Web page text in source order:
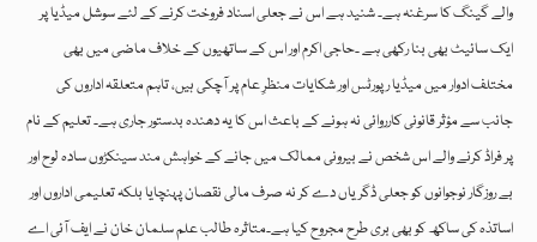
والے گینگ کا سرغنہ ہے۔ شنید ہے اس نے جعلی اسناد فروخت کرنے کے لئے سوشل میڈیا پر
ایک سائیٹ بھی بنا رکھی ہے ۔حاجی اکرم اور اس کے ساتھیوں کے خلاف ماضی میں بھی
مختلف ادوار میں میڈیا رپورٹس اور شکایات منظرِ عام پر آچکی ہیں، تاہم متعلقہ اداروں کی
جانب سے مؤثر قانونی کارروائی نہ ہونے کے باعث اس کا یہ دھندہ بدستور جاری ہے۔ تعلیم کے نام
پر فراڈ کرنے والے اس شخص نے بیرونی ممالک میں جانے کے خواہش مند سینکڑوں سادہ لوح اور
بے روزگار نوجوانوں کو جعلی ڈگریاں دے کر نہ صرف مالی نقصان پہنچایا بلکہ تعلیمی اداروں اور
اساتذہ کی ساکھ کو بھی بری طرح مجروح کیا ہے۔متاثرہ طالب علم سلمان خان نے ایف آئی اے